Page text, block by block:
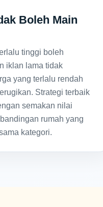
Boleh Main
tinggi boleh
iklan lama tidak
yang terlalu rendah
Strategi terbaik
semakan nilai
rumah yang
kategori.